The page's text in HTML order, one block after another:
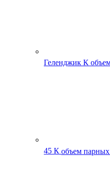
Геленджик К
45 К объем